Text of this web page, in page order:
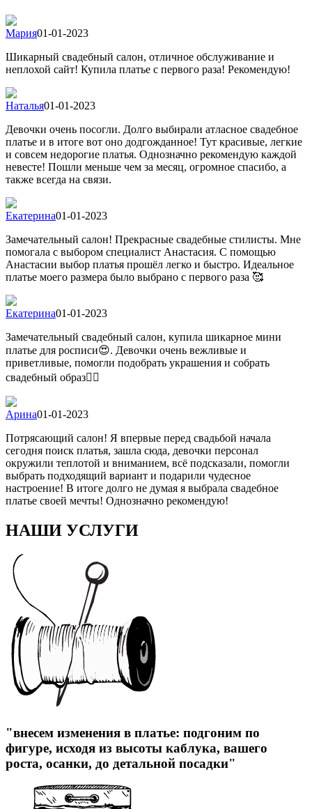
Мария01-01-2023
Шикарный свадебный салон, отличное обслуживание и
неплохой сайт! Купила платье с первого раза! Рекомендую!
Наталья01-01-2023
Девочки очень посогли. Долго выбирали атласное свадебное
платье и в итоге вот оно додгожданное! Тут красивые, легкие
и совсем недорогие платья. Однозначно рекомендую каждой
невесте! Пошли меньше чем за месяц, огромное спасибо, а
также всегда на связи.
Екатерина01-01-2023
Замечательный салон! Прекрасные свадебные стилисты. Мне
помогала с выбором специалист Анастасия. С помощью
Анастасии выбор платья прошёл легко и быстро. Идеальное
платье моего размера было выбрано с первого раза 🥰
Екатерина01-01-2023
Замечательный свадебный салон, купила шикарное мини
платье для росписи😍. Девочки очень вежливые и
приветливые, помогли подобрать украшения и собрать
свадебный образ👍🏻
Арина01-01-2023
Потрясающий салон! Я впервые перед свадьбой начала
сегодня поиск платья, зашла сюда, девочки персонал
окружили теплотой и вниманием, всё подсказали, помогли
выбрать подходящий вариант и подарили чудесное
настроение! В итоге долго не думая я выбрала свадебное
платье своей мечты! Однозначно рекомендую!
НАШИ УСЛУГИ
"внесем изменения в платье: подгоним по
фигуре, исходя из высоты каблука, вашего
роста, осанки, до детальной посадки"